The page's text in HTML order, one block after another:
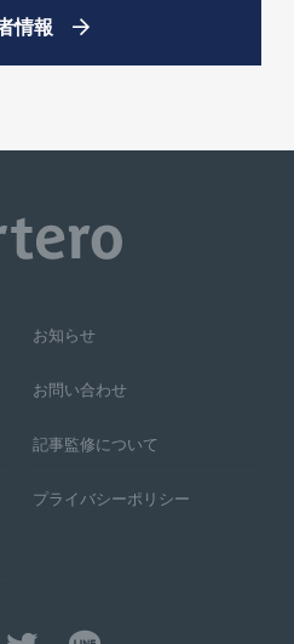
情報
お知らせ
お問い合わせ
記事監修について
プライバシーポリシー